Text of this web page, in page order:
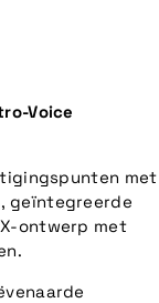
Voice
met
geïntegreerde
ontwerp met